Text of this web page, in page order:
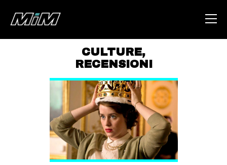
HOME
ABOUT
AREA
DEGENERAZIONE
GAZA FREESTYLE
CSOA LAMBRETTA
CULTURE,
RECENSIONI